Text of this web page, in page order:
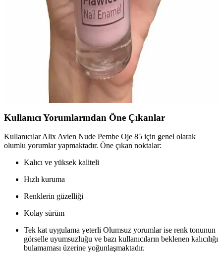
Pastel Oje 88 parlak gri, uzun süre kalıcı ve kolay uygulamalı. No
237 ise mat beyaz, hızlı kuruyan ve hafif renk tonuyla öne çıkar.
Hangi oje sizin tarzınıza uygun? Detaylar için okumaya devam edin.
Note Cosmetics Nail Flawless Oje 03 Dried Rose
Pembe Renkli Güvenli ve Parlak Tırnak Kozmetiği
Note Cosmetics Nail Flawless Oje 03 Dried Rose, parlak, doğal
pembe tonu ve hızlı kuruma özelliğiyle günlük ve özel kullanım için
ideal, sağlıklı içerikli şık bir tırnak kozmetiği.
Kullanıcı Yorumlarından Öne Çıkanlar
Kullanıcılar Alix Avien Nude Pembe Oje 85 için genel olarak
olumlu yorumlar yapmaktadır. Öne çıkan noktalar:
Kalıcı ve yüksek kaliteli
Hızlı kuruma
Renklerin güzelliği
Kolay sürüm
Tek kat uygulama yeterli Olumsuz yorumlar ise renk tonunun
görselle uyumsuzluğu ve bazı kullanıcıların beklenen kalıcılığı
bulamaması üzerine yoğunlaşmaktadır.